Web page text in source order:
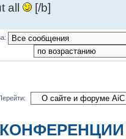
all
[/b]